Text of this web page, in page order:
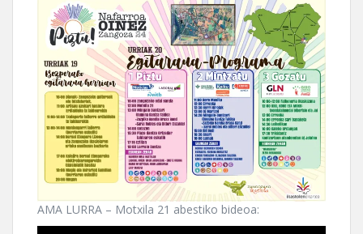
AMA LURRA – Motxila 21 abestiko bideoa: